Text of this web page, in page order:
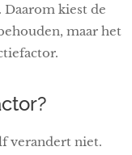
kiest de
maar het
verandert niet.